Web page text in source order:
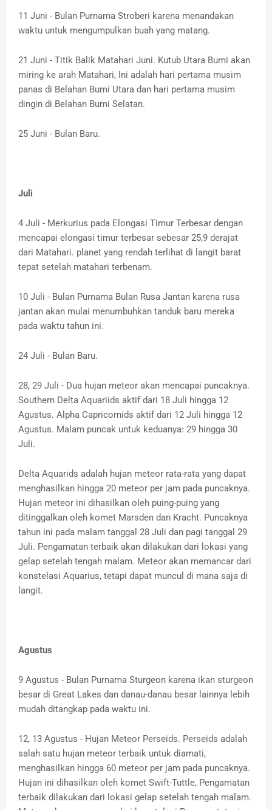
11 Juni - Bulan Purnama Stroberi karena menandakan
waktu untuk mengumpulkan buah yang matang.
21 Juni - Titik Balik Matahari Juni. Kutub Utara Bumi akan
miring ke arah Matahari, Ini adalah hari pertama musim
panas di Belahan Bumi Utara dan hari pertama musim
dingin di Belahan Bumi Selatan.
25 Juni - Bulan Baru.
Juli
4 Juli - Merkurius pada Elongasi Timur Terbesar dengan
mencapai elongasi timur terbesar sebesar 25,9 derajat
dari Matahari. planet yang rendah terlihat di langit barat
tepat setelah matahari terbenam.
10 Juli - Bulan Purnama Bulan Rusa Jantan karena rusa
jantan akan mulai menumbuhkan tanduk baru mereka
pada waktu tahun ini.
24 Juli - Bulan Baru.
28, 29 Juli - Dua hujan meteor akan mencapai puncaknya.
Southern Delta Aquariids aktif dari 18 Juli hingga 12
Agustus. Alpha Capricornids aktif dari 12 Juli hingga 12
Agustus. Malam puncak untuk keduanya: 29 hingga 30
Juli.
Delta Aquarids adalah hujan meteor rata-rata yang dapat
menghasilkan hingga 20 meteor per jam pada puncaknya.
Hujan meteor ini dihasilkan oleh puing-puing yang
ditinggalkan oleh komet Marsden dan Kracht. Puncaknya
tahun ini pada malam tanggal 28 Juli dan pagi tanggal 29
Juli. Pengamatan terbaik akan dilakukan dari lokasi yang
gelap setelah tengah malam. Meteor akan memancar dari
konstelasi Aquarius, tetapi dapat muncul di mana saja di
langit.
Agustus
9 Agustus - Bulan Purnama Sturgeon karena ikan sturgeon
besar di Great Lakes dan danau-danau besar lainnya lebih
mudah ditangkap pada waktu ini.
12, 13 Agustus - Hujan Meteor Perseids. Perseids adalah
salah satu hujan meteor terbaik untuk diamati,
menghasilkan hingga 60 meteor per jam pada puncaknya.
Hujan ini dihasilkan oleh komet Swift-Tuttle, Pengamatan
terbaik dilakukan dari lokasi gelap setelah tengah malam.